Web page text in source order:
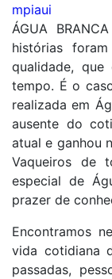
mpiaui
ÁGUA
histórias
qualidade,
tempo. É o
realizada em
ausente do
atual e ganhou
Vaqueiros de
especial de
prazer de
Encontramos
vida cotidiana
passadas,